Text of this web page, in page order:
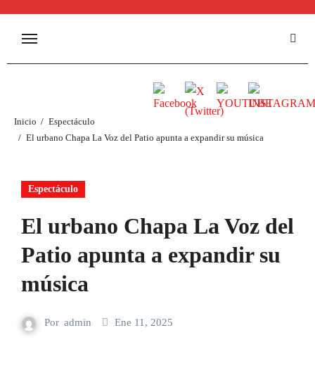
Inicio
Espectáculo
El urbano Chapa La Voz del Patio apunta a expandir su música
Espectáculo
El urbano Chapa La Voz del
Patio apunta a expandir su
música
Por admin Ene 11, 2025